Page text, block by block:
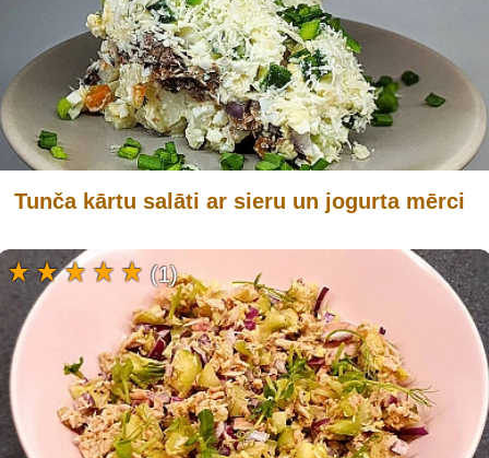
Tunča kārtu salāti ar sieru un jogurta mērci
(1)